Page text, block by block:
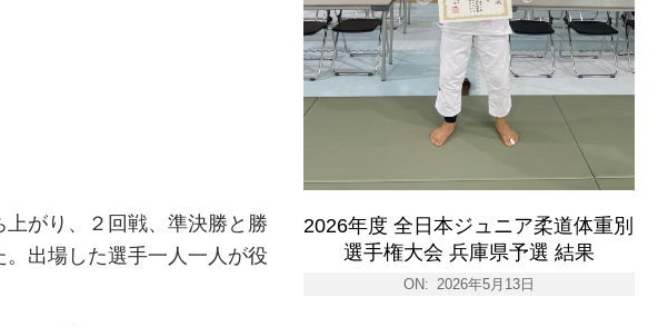
がり、２回戦、準決勝と勝
出場した選手一人一人が役
2026年度 全日本ジュニア柔道体重別
選手権大会 兵庫県予選 結果
ON: 2026年5月13日